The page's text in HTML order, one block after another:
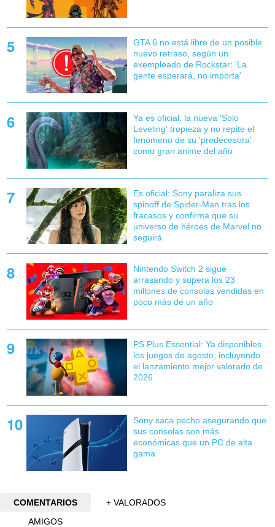
GTA 6 no está libre de un posible
nuevo retraso, según un
exempleado de Rockstar: 'La
gente esperará, no importa'
Ya es oficial: la nueva 'Solo
Leveling' tropieza y no repite el
fenómeno de su 'predecesora'
como gran anime del año
Es oficial: Sony paraliza sus
spinoff de Spider-Man tras los
fracasos y confirma que su
universo de héroes de Marvel no
seguirá
Nintendo Switch 2 sigue
arrasando y supera los 23
millones de consolas vendidas en
poco más de un año
PS Plus Essential: Ya disponibles
los juegos de agosto, incluyendo
el lanzamiento mejor valorado de
2026
Sony saca pecho asegurando que
sus consolas son más
económicas que un PC de alta
gama
COMENTARIOS
+ VALORADOS
AMIGOS